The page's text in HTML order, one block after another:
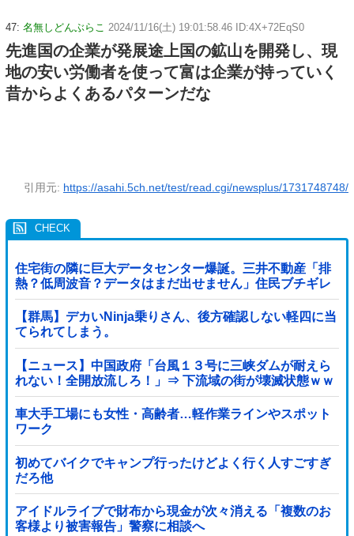
47: 名無しどんぶらこ 2024/11/16(土) 19:01:58.46 ID:4X+72EqS0
先進国の企業が発展途上国の鉱山を開発し、現
地の安い労働者を使って富は企業が持っていく
昔からよくあるパターンだな
引用元: https://asahi.5ch.net/test/read.cgi/newsplus/1731748748/
住宅街の隣に巨大データセンター爆誕。三井不動産「排
熱？低周波音？データはまだ出せません」住民ブチギレ
【群馬】デカいNinja乗りさん、後方確認しない軽四に当
てられてしまう。
【ニュース】中国政府「台風１３号に三峡ダムが耐えら
れない！全開放流しろ！」⇒ 下流域の街が壊滅状態ｗｗ
ｗｗｗ
車大手工場にも女性・高齢者…軽作業ラインやスポット
ワーク
初めてバイクでキャンプ行ったけどよく行く人すごすぎ
だろ他
アイドルライブで財布から現金が次々消える「複数のお
客様より被害報告」警察に相談へ